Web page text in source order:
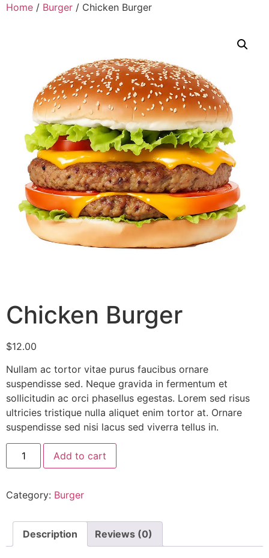
Home / Burger / Chicken Burger
Chicken Burger
$12.00
Nullam ac tortor vitae purus faucibus ornare
suspendisse sed. Neque gravida in fermentum et
sollicitudin ac orci phasellus egestas. Lorem sed risus
ultricies tristique nulla aliquet enim tortor at. Ornare
suspendisse sed nisi lacus sed viverra tellus in.
Add to cart
Category: Burger
Description Reviews (0)